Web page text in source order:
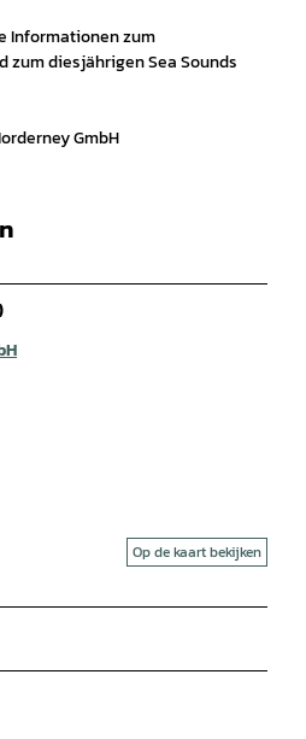
Informationen zum
zum diesjährigen Sea Sounds
GmbH
Op de kaart bekijken